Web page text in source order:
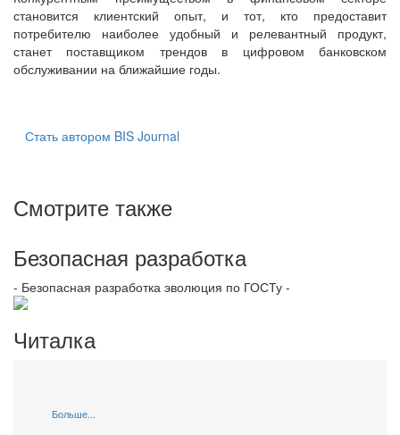
становится клиентский опыт, и тот, кто предоставит
потребителю наиболее удобный и релевантный продукт,
станет поставщиком трендов в цифровом банковском
обслуживании на ближайшие годы.
Стать автором BIS Journal
Смотрите также
Безопасная разработка
- Безопасная разработка эволюция по ГОСТу -
Читалка
Больше...